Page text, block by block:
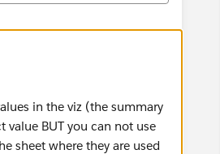
in the viz (the summary
value BUT you can not use
sheet where they are used